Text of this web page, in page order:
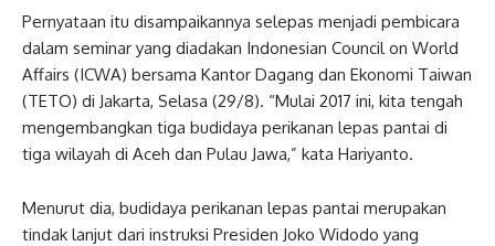
Pernyataan itu disampaikannya selepas menjadi pembicara
dalam seminar yang diadakan Indonesian Council on World
Affairs (ICWA) bersama Kantor Dagang dan Ekonomi Taiwan
(TETO) di Jakarta, Selasa (29/8). “Mulai 2017 ini, kita tengah
mengembangkan tiga budidaya perikanan lepas pantai di
tiga wilayah di Aceh dan Pulau Jawa,” kata Hariyanto.
Menurut dia, budidaya perikanan lepas pantai merupakan
tindak lanjut dari instruksi Presiden Joko Widodo yang